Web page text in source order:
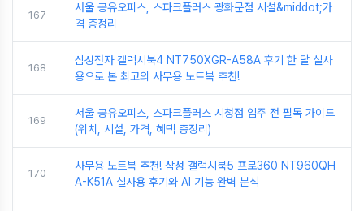
167
서울 공유오피스, 스파크플러스 광화문점 시설&middot;가
격 총정리
168
삼성전자 갤럭시북4 NT750XGR-A58A 후기 한 달 실사
용으로 본 최고의 사무용 노트북 추천!
169
서울 공유오피스, 스파크플러스 시청점 입주 전 필독 가이드
(위치, 시설, 가격, 혜택 총정리)
170
사무용 노트북 추천! 삼성 갤럭시북5 프로360 NT960QH
A-K51A 실사용 후기와 AI 기능 완벽 분석